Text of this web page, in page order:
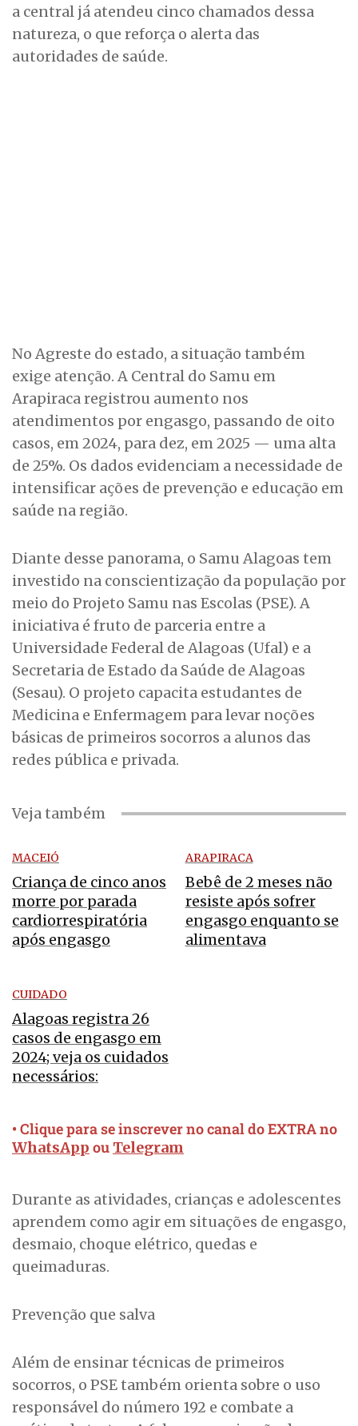
a central já atendeu cinco chamados dessa
natureza, o que reforça o alerta das
autoridades de saúde.
No Agreste do estado, a situação também
exige atenção. A Central do Samu em
Arapiraca registrou aumento nos
atendimentos por engasgo, passando de oito
casos, em 2024, para dez, em 2025 — uma alta
de 25%. Os dados evidenciam a necessidade de
intensificar ações de prevenção e educação em
saúde na região.
Diante desse panorama, o Samu Alagoas tem
investido na conscientização da população por
meio do Projeto Samu nas Escolas (PSE). A
iniciativa é fruto de parceria entre a
Universidade Federal de Alagoas (Ufal) e a
Secretaria de Estado da Saúde de Alagoas
(Sesau). O projeto capacita estudantes de
Medicina e Enfermagem para levar noções
básicas de primeiros socorros a alunos das
redes pública e privada.
Veja também
MACEIÓ
Criança de cinco anos
morre por parada
cardiorrespiratória
após engasgo
ARAPIRACA
Bebê de 2 meses não
resiste após sofrer
engasgo enquanto se
alimentava
CUIDADO
Alagoas registra 26
casos de engasgo em
2024; veja os cuidados
necessários:
• Clique para se inscrever no canal do EXTRA no
WhatsApp ou Telegram
Durante as atividades, crianças e adolescentes
aprendem como agir em situações de engasgo,
desmaio, choque elétrico, quedas e
queimaduras.
Prevenção que salva
Além de ensinar técnicas de primeiros
socorros, o PSE também orienta sobre o uso
responsável do número 192 e combate a